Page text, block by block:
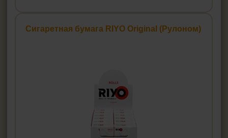
Сигаретная бумага RIYO Original (Рулоном)